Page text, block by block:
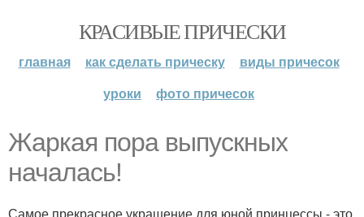
КРАСИВЫЕ ПРИЧЕСКИ
главная как сделать прическу
виды причесок
уроки
фото причесок
Жаркая пора выпускных
началась!